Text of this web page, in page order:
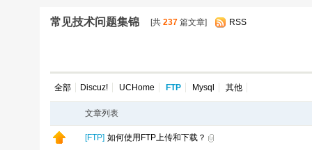
常见技术问题集锦 [共 237 篇文章] RSS
全部 Discuz! UCHome FTP Mysql 其他
文章列表
[FTP] 如何使用FTP上传和下载？